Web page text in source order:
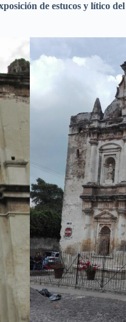
de estucos y lítico